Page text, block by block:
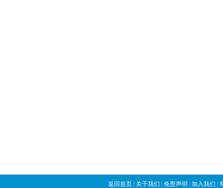
返回首页 关于我们 免责声明 加入我们